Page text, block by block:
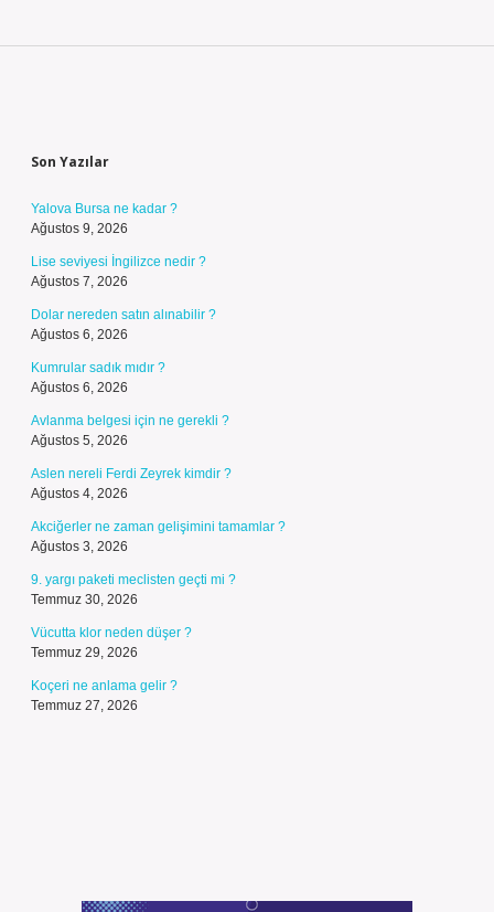
Son Yazılar
Yalova Bursa ne kadar ?
Ağustos 9, 2026
Lise seviyesi İngilizce nedir ?
Ağustos 7, 2026
Dolar nereden satın alınabilir ?
Ağustos 6, 2026
Kumrular sadık mıdır ?
Ağustos 6, 2026
Avlanma belgesi için ne gerekli ?
Ağustos 5, 2026
Aslen nereli Ferdi Zeyrek kimdir ?
Ağustos 4, 2026
Akciğerler ne zaman gelişimini tamamlar ?
Ağustos 3, 2026
9. yargı paketi meclisten geçti mi ?
Temmuz 30, 2026
Vücutta klor neden düşer ?
Temmuz 29, 2026
Koçeri ne anlama gelir ?
Temmuz 27, 2026